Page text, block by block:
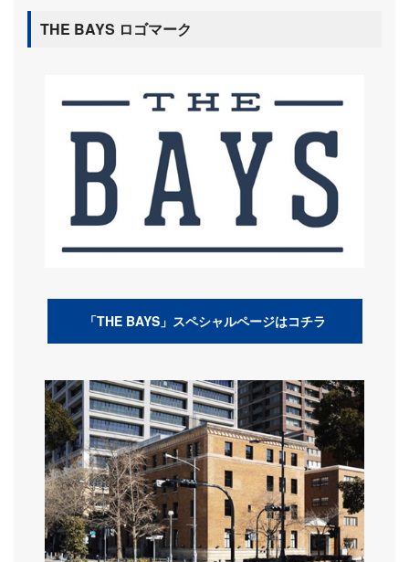
THE BAYS ロゴマーク
「THE BAYS」スペシャルページはコチラ